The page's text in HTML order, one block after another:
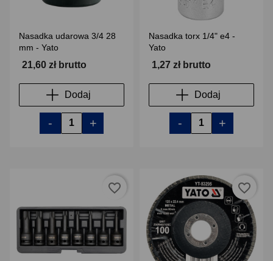
Nasadka udarowa 3/4 28
mm - Yato
21,60 zł brutto
Dodaj
- +
Nasadka torx 1/4" e4 -
Yato
1,27 zł brutto
Dodaj
- +
favorite_border favorite_border